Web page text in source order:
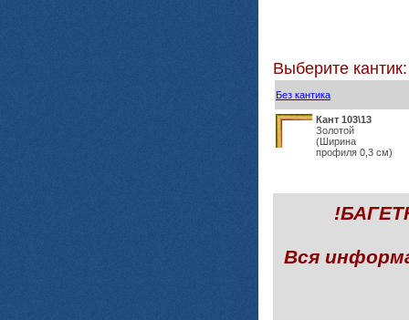
Выберите кантик:
Без кантика
Кант 103\13
Золотой
(Ширина
профиля 0,3 см)
Вся